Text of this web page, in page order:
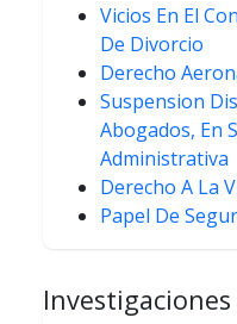
Vicios En El
De Divorcio
Derecho
Suspension
Abogados, En
Administrativa
Derecho A La
Papel De